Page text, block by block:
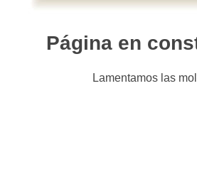
Página en
Lamentamos las